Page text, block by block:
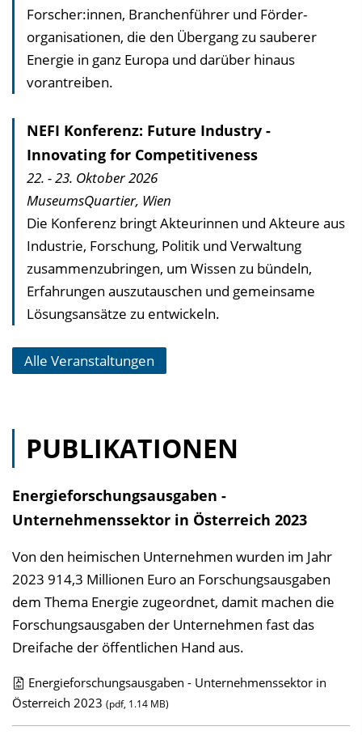
Forscher:innen, Branchen­führer und Förder­
organisationen, die den Übergang zu sauberer
Energie in ganz Europa und darüber hinaus
vorantreiben.
NEFI Konferenz: Future Industry -
Innovating for Competitiveness
22. - 23. Oktober 2026
MuseumsQuartier, Wien
Die Konferenz bringt Akteurinnen und Akteure aus
Industrie, Forschung, Politik und Verwaltung
zusammenzubringen, um Wissen zu bündeln,
Erfahrungen auszu­tauschen und gemeinsame
Lösungsansätze zu entwickeln.
Alle Veranstaltungen
PUBLIKATIONEN
Energieforschungsausgaben -
Unternehmenssektor in Österreich 2023
Von den heimischen Unternehmen wurden im Jahr
2023 914,3 Millionen Euro an Forschungsausgaben
dem Thema Energie zugeordnet, damit machen die
Forschungsausgaben der Unternehmen fast das
Dreifache der öffentlichen Hand aus.
D
o
Energieforschungsausgaben - Unternehmenssektor in
Österreich 2023 (pdf, 1.14 MB)